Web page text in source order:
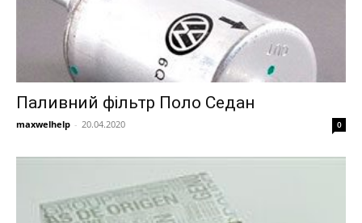
Паливний фільтр Поло Седан
maxwelhelp - 20.04.2020 0